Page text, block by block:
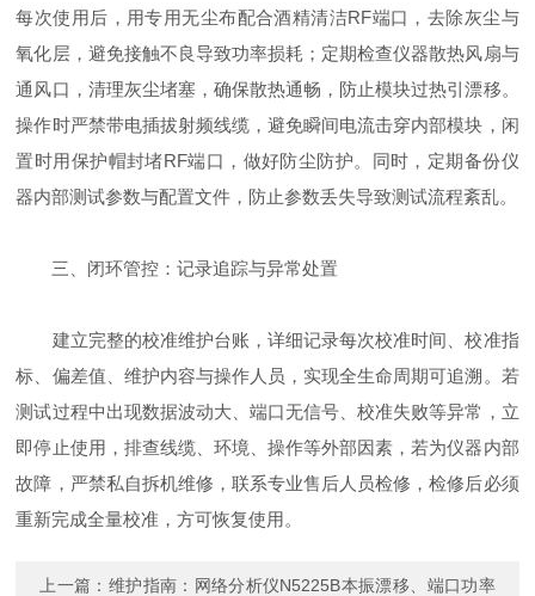
每次使用后，用专用无尘布配合酒精清洁RF端口，去除灰尘与
氧化层，避免接触不良导致功率损耗；定期检查仪器散热风扇与
通风口，清理灰尘堵塞，确保散热通畅，防止模块过热引漂移。
操作时严禁带电插拔射频线缆，避免瞬间电流击穿内部模块，闲
置时用保护帽封堵RF端口，做好防尘防护。同时，定期备份仪
器内部测试参数与配置文件，防止参数丢失导致测试流程紊乱。
三、闭环管控：记录追踪与异常处置
建立完整的校准维护台账，详细记录每次校准时间、校准指
标、偏差值、维护内容与操作人员，实现全生命周期可追溯。若
测试过程中出现数据波动大、端口无信号、校准失败等异常，立
即停止使用，排查线缆、环境、操作等外部因素，若为仪器内部
故障，严禁私自拆机维修，联系专业售后人员检修，检修后必须
重新完成全量校准，方可恢复使用。
上一篇： 维护指南：网络分析仪N5225B本振漂移、端口功率